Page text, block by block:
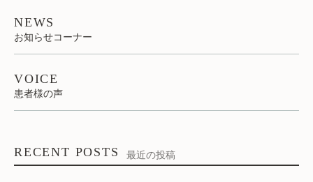
NEWS
お知らせコーナー
VOICE
患者様の声
RECENT POSTS 最近の投稿